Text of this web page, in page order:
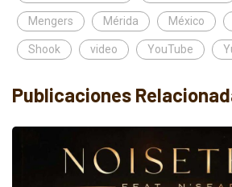
Mengers Mérida México
Shook video YouTube
Publicaciones